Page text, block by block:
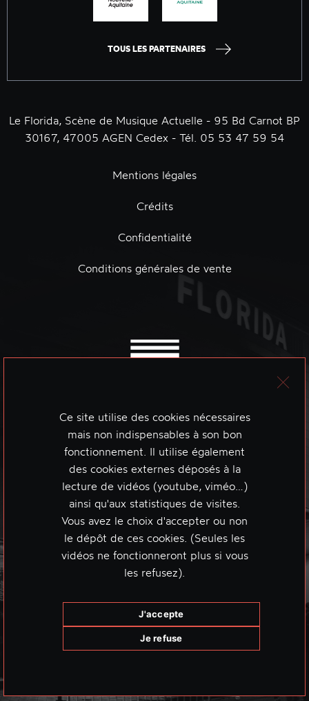
TOUS LES PARTENAIRES
Le Florida, Scène de Musique Actuelle - 95 Bd Carnot BP
30167, 47005 AGEN Cedex - Tél. 05 53 47 59 54
Mentions légales
Crédits
Confidentialité
Conditions générales de vente
Ce site utilise des cookies nécessaires
mais non indispensables à son bon
fonctionnement. Il utilise également
des cookies externes déposés à la
lecture de vidéos (youtube, viméo…)
ainsi qu'aux statistiques de visites.
Vous avez le choix d'accepter ou non
le dépôt de ces cookies. (Seules les
vidéos ne fonctionneront plus si vous
les refusez).
J'accepte
Je refuse